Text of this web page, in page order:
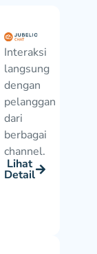
Interaksi
langsung
dengan
pelanggan
dari
berbagai
channel.
Lihat
Detail